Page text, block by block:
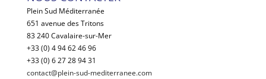
Plein Sud Méditerranée
651 avenue des Tritons
83 240 Cavalaire-sur-Mer
+33 (0) 4 94 62 46 96
+33 (0) 6 27 28 94 31
contact@plein-sud-mediterranee.com